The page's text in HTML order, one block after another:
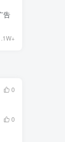
告
0
0